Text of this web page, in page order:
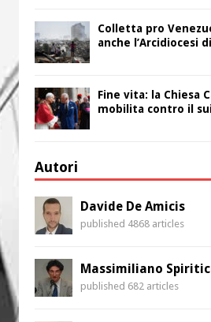
Colletta pro
anche l’Arcidiocesi
Fine vita: la Chiesa
mobilita contro il
Autori
Davide De Amicis
published 4868 articles
Massimiliano
published 682 articles